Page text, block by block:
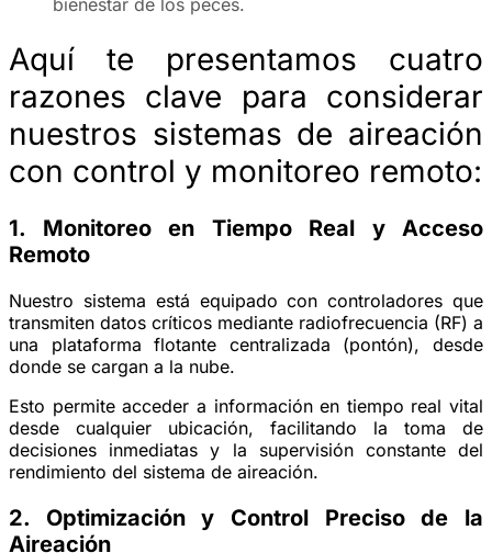
Aquí te presentamos cuatro
razones clave para considerar
nuestros sistemas de aireación
con control y monitoreo remoto:
1. Monitoreo en Tiempo Real y Acceso
Remoto
Nuestro sistema está equipado con controladores que
transmiten datos críticos mediante radiofrecuencia (RF) a
una plataforma flotante centralizada (pontón), desde
donde se cargan a la nube.
Esto permite acceder a información en tiempo real vital
desde cualquier ubicación, facilitando la toma de
decisiones inmediatas y la supervisión constante del
rendimiento del sistema de aireación.
2. Optimización y Control Preciso de la
Aireación